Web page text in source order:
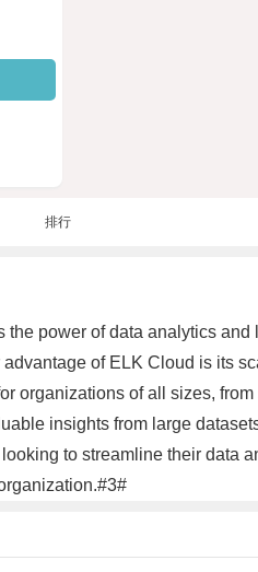
排行
power of data analytics and
of ELK Cloud is its
organizations of all sizes, from
insights from large
to streamline their data